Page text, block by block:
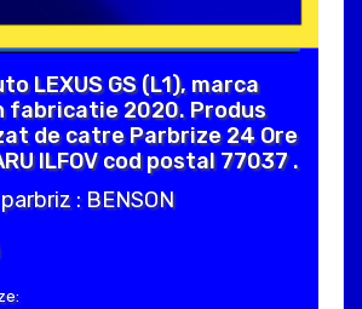
LEXUS GS (L1), marca
fabricatie 2020. Produs
de catre Parbrize 24 Ore
ILFOV cod postal 77037 .
: BENSON